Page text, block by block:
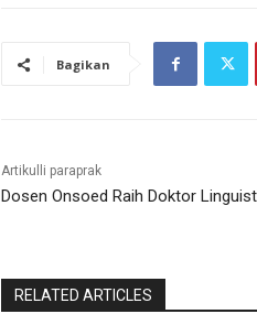
Bagikan
Artikulli paraprak
Dosen Onsoed Raih Doktor
RELATED ARTICLES